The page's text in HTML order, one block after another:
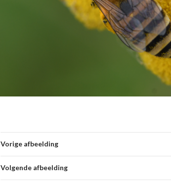
Vorige afbeelding
Volgende afbeelding